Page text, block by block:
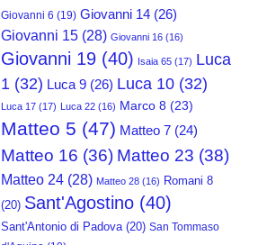
Giovanni 6 (19) Giovanni 14 (26)
Giovanni 15 (28) Giovanni 16 (16)
Giovanni 19 (40) Isaia 65 (17) Luca
1 (32) Luca 9 (26) Luca 10 (32)
Luca 17 (17) Luca 22 (16) Marco 8 (23)
Matteo 5 (47) Matteo 7 (24)
Matteo 16 (36) Matteo 23 (38)
Matteo 24 (28) Matteo 28 (16) Romani 8
(20) Sant'Agostino (40)
Sant'Antonio di Padova (20) San Tommaso